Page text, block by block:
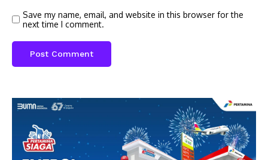
Save my name, email, and website in this browser for the
next time I comment.